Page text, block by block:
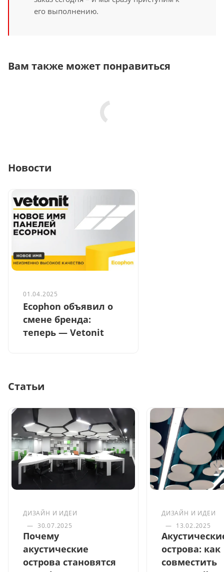
его выполнению.
Вам также может понравиться
Новости
01.04.2025
Ecophon объявил о
смене бренда:
теперь — Vetonit
Статьи
ДИЗАЙН И ИДЕИ
— 30.07.2025
Почему
акустические
острова становятся
ДИЗАЙН И ИДЕИ
— 13.02.2025
острова: как
совместить